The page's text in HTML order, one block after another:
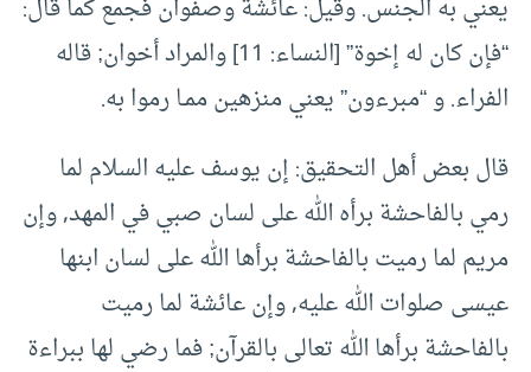
‏‏يعني به الجنس. وقيل: عائشة وصفوان فجمع كما قال:
“فإن كان له إخوة” [النساء: 11] والمراد أخوان; قاله
الفراء. و “مبرءون” يعني منزهين ممـا رموا به.
قال بعض أهل التحقيق: إن يوسف عليه السلام لما
رمي بالفاحشة برأه الله على لسان صبي في المهد, وإن
مريم لما رميت بالفاحشة برأها الله على لسان ابنها
عيسى صلوات الله عليه, وإن عائشة لما رميت
بالفاحشة برأها الله تعالى بالقرآن; فما رضي لها ببراءة